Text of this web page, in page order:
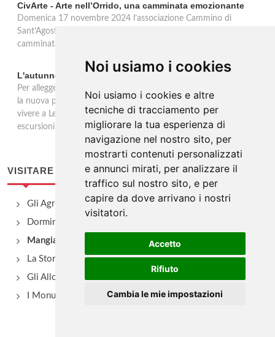
Noi usiamo i cookies
Noi usiamo i cookies e altre
tecniche di tracciamento per
migliorare la tua esperienza di
navigazione nel nostro sito, per
mostrarti contenuti personalizzati
e annunci mirati, per analizzare il
traffico sul nostro sito, e per
capire da dove arrivano i nostri
visitatori.
Accetto
Rifiuto
Cambia le mie impostazioni
CivArte - Arte nell’Orrido, una camminata emozionante
Domenica 17 novembre 2024 l’associazione Cammino di
Sant’Agostino proporrà nel Comune di Civate (LC) una breve
camminata all’aperto che coniugherà Arte, Natura e Land Art.
L'autunno nel lecchese tra natura, storia e leggende
Per alleggerirsi dal peso dell’inesorabile fine dell’estate, eccoci con
la nuova programmazione autunnale 2024 delle esperienze da
vivere a Lecco: passeggiate nei boschi, incontri con naturalisti ed
escursioni.
VISITARE
Gli Agriturismo
Dormire
Mangiare e bere
La Storia
Gli Alloggi
I Monumenti